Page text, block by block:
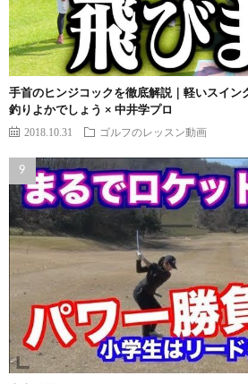
手首のヒンジコックを徹底解説｜軽いスイン
釣りよかでしょう × 中井学プロ
2018.10.31 ゴルフのレッスン動画